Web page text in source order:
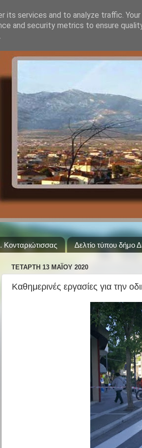
Κονταριώτισσας Δελτίο τύπου δήμο
ΤΕΤΆΡΤΗ 13 ΜΑΪ́ΟΥ 2020
Καθημερινές εργασίες για την
its services and to analyze traffic.
and security metrics to ensure